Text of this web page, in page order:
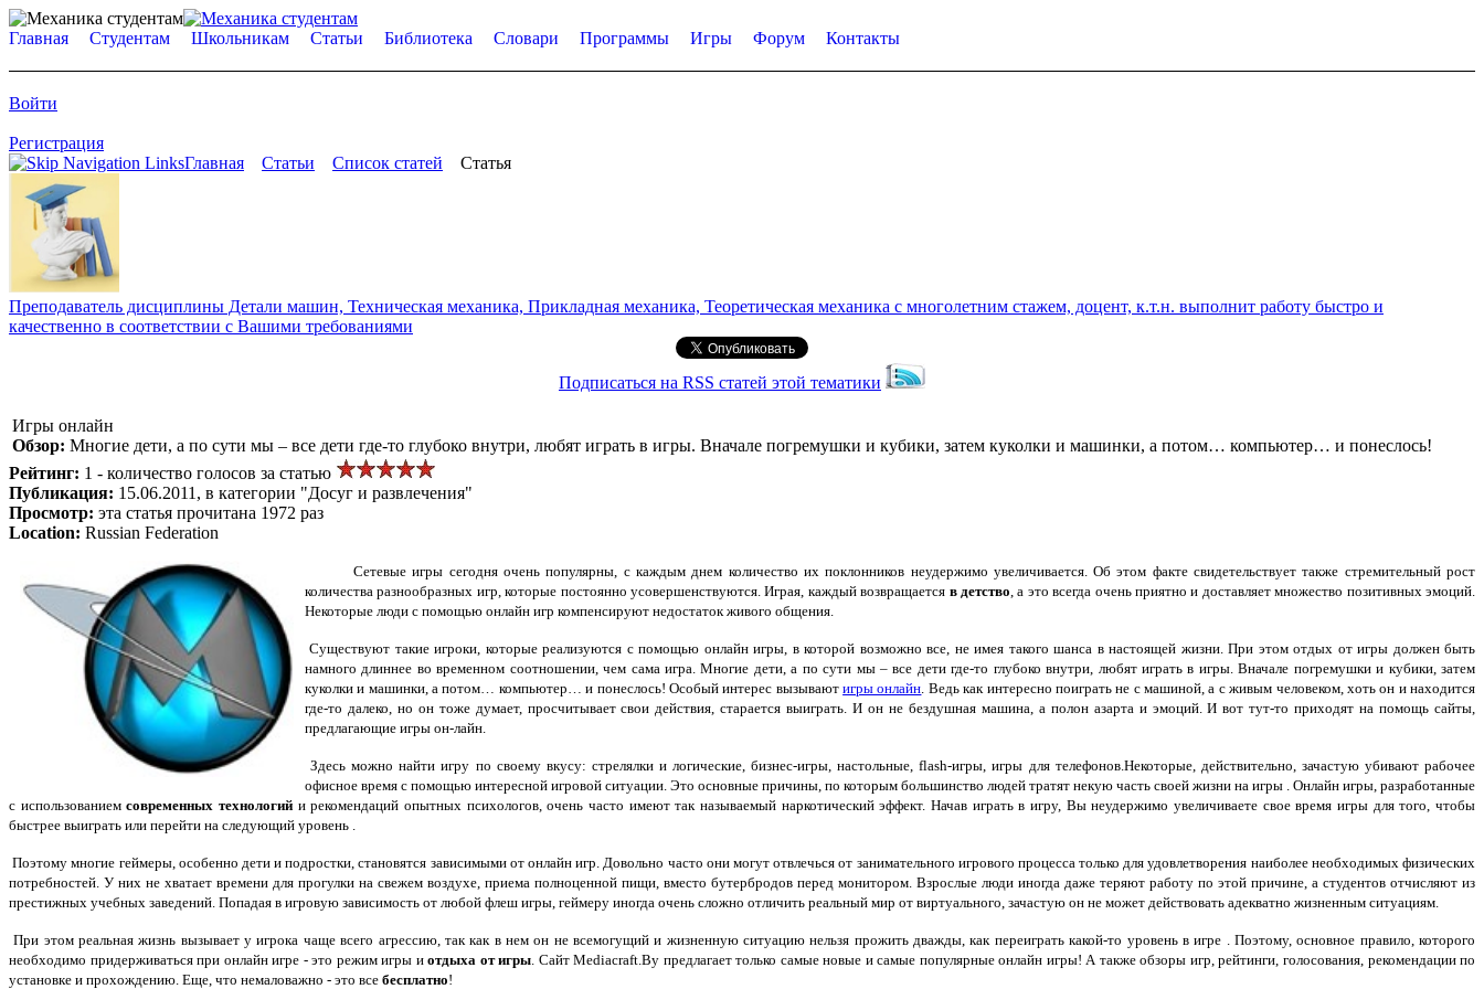
Главная Студентам Школьникам Статьи Библиотека Словари Программы Игры Форум Контакты
Войти
Регистрация
Главная
Статьи Список статей Статья
Преподаватель дисциплины Детали машин, Техническая механика, Прикладная механика, Теоретическая механика с многолетним стажем, доцент, к.т.н. выполнит работу быстро и
качественно в соответствии с Вашими требованиями
Подписаться на RSS статей этой тематики
Игры онлайн
Обзор: Многие дети, а по сути мы – все дети где-то глубоко внутри, любят играть в игры. Вначале погремушки и кубики, затем куколки и машинки, а потом… компьютер… и понеслось!
Рейтинг: 1 - количество голосов за статью
Публикация: 15.06.2011, в категории "Досуг и развлечения"
Просмотр: эта статья прочитана 1972 раз
Location: Russian Federation
Сетевые игры сегодня очень популярны, с каждым днем количество их поклонников неудержимо увеличивается.Об этом факте свидетельствует также стремительный рост
количества разнообразных игр, которые постоянно усовершенствуются. Играя, каждыйвозвращается в детство , а этовсегда очень приятно и доставляетмножество позитивных эмоций.
Некоторые люди с помощью онлайн игр компенсируют недостаток живого общения.
Существуют такие игроки, которые реализуются с помощью онлайн игры, вкоторой возможно все, не имея такого шанса в настоящей жизни. При этомотдых от игры должен быть
намного длиннее во временном соотношении, чем сама игра. Многие дети, а по сути мы – все дети где-то глубоко внутри, любят играть в игры. Вначале погремушки и кубики, затем
куколки и машинки, а потом… компьютер… и понеслось! Особый интерес вызываютигры онлайн . Ведь как интересно поиграть не с машиной, а с живым человеком, хоть он и находится
где-то далеко, но он тоже думает, просчитывает свои действия, старается выиграть. И он не бездушная машина, а полон азарта и эмоций. И вот тут-то приходят на помощь сайты,
предлагающие игры он-лайн.
Здесь можно найти игру по своему вкусу: стрелялки и логические, бизнес-игры, настольные, flash-игры, игры для телефонов.Некоторые, действительно, зачастую убивают рабочее
офисное время с помощью интересной игровой ситуации. Это основные причины, по которым большинство людей тратят некую часть своей жизни на игры Онлайн игры, разработанные
с использованиемсовременных технологий и рекомендаций опытных психологов, очень часто имеют так называемый наркотический эффект.Начав играть в игру, Вынеудержимо увеличиваете своевремя игры для того, чтобы
быстрее выиграть или перейти на следующий уровень
Поэтому многие геймеры, особенно дети и подростки, становятся зависимыми от онлайн игр. Довольно часто они могут отвлечься от занимательного игрового процесса только для удовлетворения наиболее необходимых физических
потребностей. У них не хватает времени для прогулки на свежем воздухе, приема полноценной пищи, вместо бутербродов перед монитором. Взрослые люди иногда даже теряют работу по этой причине, а студентов отчисляют из
престижных учебных заведений. Попадая в игровую зависимость от любой флеш игры, геймеру иногда очень сложно отличить реальный мир от виртуального, зачастую он не может действовать адекватно жизненным ситуациям.
При этом реальная жизнь вызывает у игрока чаще всего агрессию, так как в нем он не всемогущий и жизненную ситуацию нельзя прожить дважды, как переигратькакой-то уровень в игре
Поэтому, основное правило, которого
необходимо придерживаться при онлайн игре - это режим игры иотдыха от игры . Сайт Mediacraft.By предлагает только самые новые и самые популярные онлайн игры! А также обзоры игр, рейтинги, голосования, рекомендации по
установке и прохождению. Еще, что немаловажно - это все бесплатно!